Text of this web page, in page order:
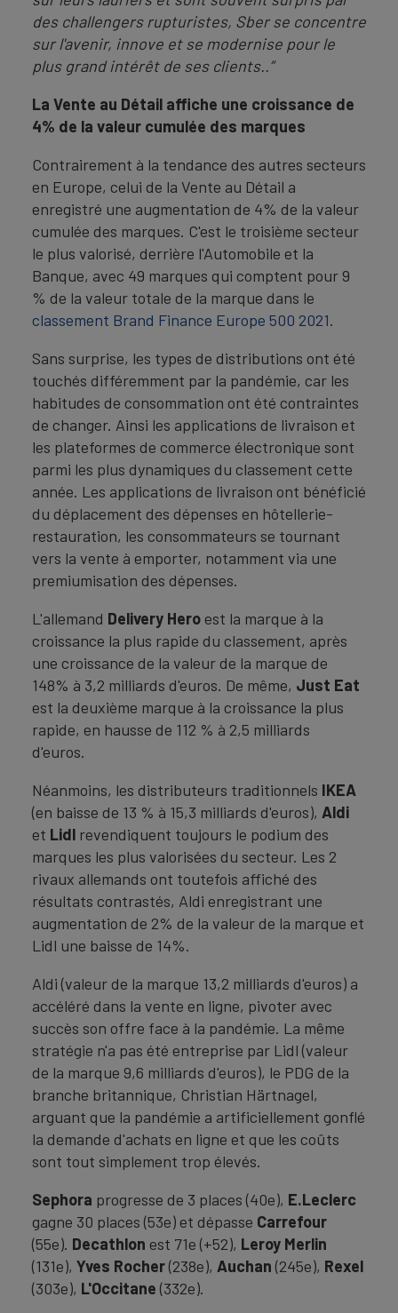
des challengers rupturistes, Sber se concentre
sur l'avenir, innove et se modernise pour le
plus grand intérêt de ses clients..”
La Vente au Détail affiche une croissance de
4% de la valeur cumulée des marques
Contrairement à la tendance des autres secteurs
en Europe, celui de la Vente au Détail a
enregistré une augmentation de 4% de la valeur
cumulée des marques. C'est le troisième secteur
le plus valorisé, derrière l'Automobile et la
Banque, avec 49 marques qui comptent pour 9
% de la valeur totale de la marque dans le
classement Brand Finance Europe 500 2021.
Sans surprise, les types de distributions ont été
touchés différemment par la pandémie, car les
habitudes de consommation ont été contraintes
de changer. Ainsi les applications de livraison et
les plateformes de commerce électronique sont
parmi les plus dynamiques du classement cette
année. Les applications de livraison ont bénéficié
du déplacement des dépenses en hôtellerie-
restauration, les consommateurs se tournant
vers la vente à emporter, notamment via une
premiumisation des dépenses.
L'allemand Delivery Hero est la marque à la
croissance la plus rapide du classement, après
une croissance de la valeur de la marque de
148% à 3,2 milliards d'euros. De même, Just Eat
est la deuxième marque à la croissance la plus
rapide, en hausse de 112 % à 2,5 milliards
d'euros.
Néanmoins, les distributeurs traditionnels IKEA
(en baisse de 13 % à 15,3 milliards d'euros), Aldi
et Lidl revendiquent toujours le podium des
marques les plus valorisées du secteur. Les 2
rivaux allemands ont toutefois affiché des
résultats contrastés, Aldi enregistrant une
augmentation de 2% de la valeur de la marque et
Lidl une baisse de 14%.
Aldi (valeur de la marque 13,2 milliards d'euros) a
accéléré dans la vente en ligne, pivoter avec
succès son offre face à la pandémie. La même
stratégie n'a pas été entreprise par Lidl (valeur
de la marque 9,6 milliards d'euros), le PDG de la
branche britannique, Christian Härtnagel,
arguant que la pandémie a artificiellement gonflé
la demande d'achats en ligne et que les coûts
sont tout simplement trop élevés.
Sephora progresse de 3 places (40e), E.Leclerc
gagne 30 places (53e) et dépasse Carrefour
(55e). Decathlon est 71e (+52), Leroy Merlin
(131e), Yves Rocher(238e), Auchan (245e), Rexel
(303e), L'Occitane (332e).